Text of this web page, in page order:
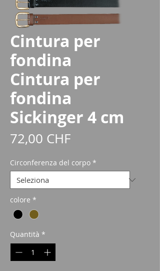
Cintura per
fondina
Cintura per
fondina
Sickinger 4 cm
72,00 CHFPrezzo
Circonferenza del corpo *
colore *
Quantità *